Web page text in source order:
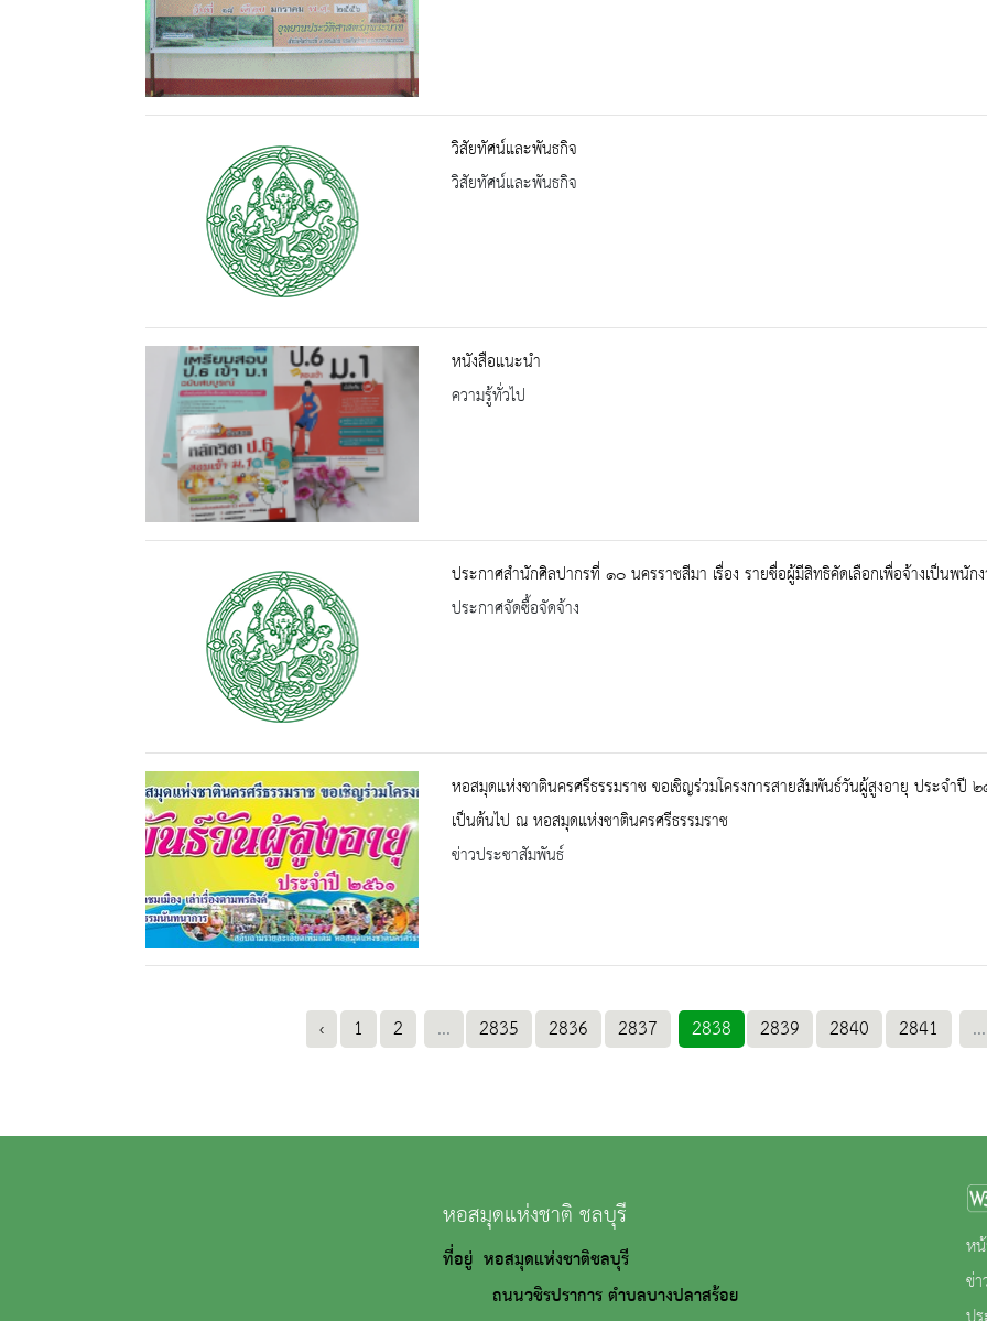
วิสัยทัศน์และพันธกิจ
วิสัยทัศน์และพันธกิจ
หนังสือแนะนำ
ความรู้ทั่วไป
ประกาศสำนักศิลปากรที่ ๑๐ นครราชสีมา เรื่อง รายชื่อผู้มีสิทธิคัดเลือกเพื่อจ้างเป็นพ
ประกาศจัดซื้อจัดจ้าง
หอสมุดแห่งชาตินครศรีธรรมราช ขอเชิญร่วมโครงการสายสัมพันธ์วันผู้สูงอายุ ประจ
เป็นต้นไป ณ หอสมุดแห่งชาตินครศรีธรรมราช
ข่าวประชาสัมพันธ์
‹ 1 2 ... 2835 2836 2837 2838 2839 2840 2841 ...
หอสมุดแห่งชาติ ชลบุรี
ที่อยู่ หอสมุดแห่งชาติชลบุรี
ถนนวชิรปราการ ตำบลบางปลาสร้อย
ห
ข่